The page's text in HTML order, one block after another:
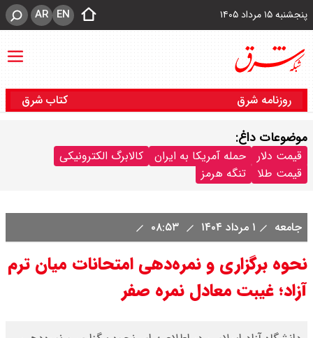
پنجشنبه ۱۵ مرداد ۱۴۰۵ EN
AR
روزنامه شرق کتاب شرق
موضوعات داغ:
قیمت دلار حمله آمریکا به ایران
کالابرگ الکترونیکی
قیمت طلا
تنگه هرمز
جامعه ۱ مرداد ۱۴۰۴
نحوه برگزاری و نمره‌دهی امتحانات میان ترم
آزاد؛ غیبت معادل نمره صفر